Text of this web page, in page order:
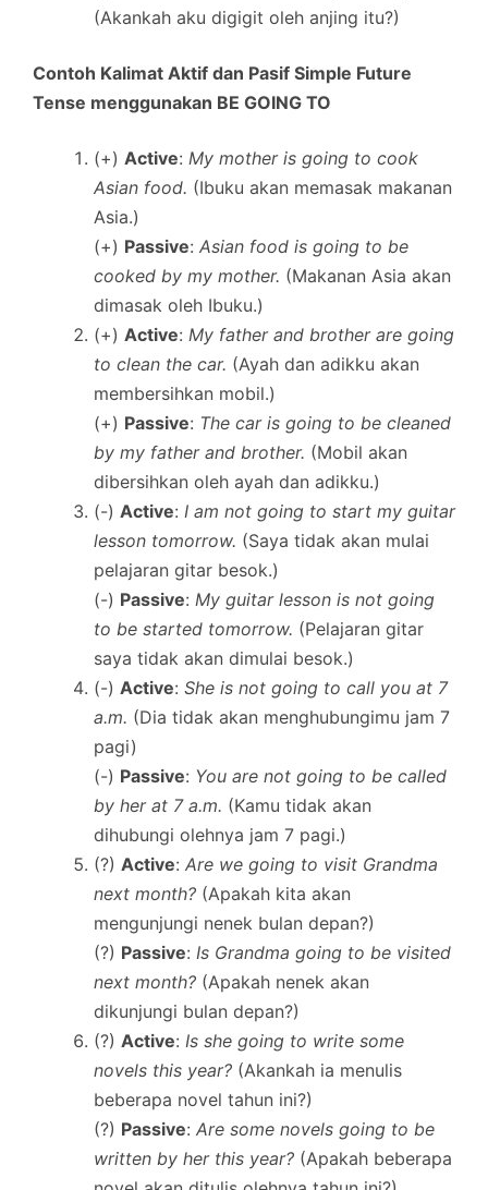
(Akankah aku digigit oleh anjing itu?)
Contoh Kalimat Aktif dan Pasif Simple Future
Tense menggunakan BE GOING TO
(+) Active: My mother is going to cook
Asian food. (Ibuku akan memasak makanan
Asia.)
(+) Passive: Asian food is going to be
cooked by my mother. (Makanan Asia akan
dimasak oleh Ibuku.)
(+) Active: My father and brother are going
to clean the car. (Ayah dan adikku akan
membersihkan mobil.)
(+) Passive: The car is going to be cleaned
by my father and brother. (Mobil akan
dibersihkan oleh ayah dan adikku.)
(-) Active: I am not going to start my guitar
lesson tomorrow. (Saya tidak akan mulai
pelajaran gitar besok.)
(-) Passive: My guitar lesson is not going
to be started tomorrow. (Pelajaran gitar
saya tidak akan dimulai besok.)
(-) Active: She is not going to call you at 7
a.m. (Dia tidak akan menghubungimu jam 7
pagi)
(-) Passive: You are not going to be called
by her at 7 a.m. (Kamu tidak akan
dihubungi olehnya jam 7 pagi.)
(?) Active: Are we going to visit Grandma
next month? (Apakah kita akan
mengunjungi nenek bulan depan?)
(?) Passive: Is Grandma going to be visited
next month? (Apakah nenek akan
dikunjungi bulan depan?)
(?) Active: Is she going to write some
novels this year? (Akankah ia menulis
beberapa novel tahun ini?)
(?) Passive: Are some novels going to be
written by her this year? (Apakah beberapa